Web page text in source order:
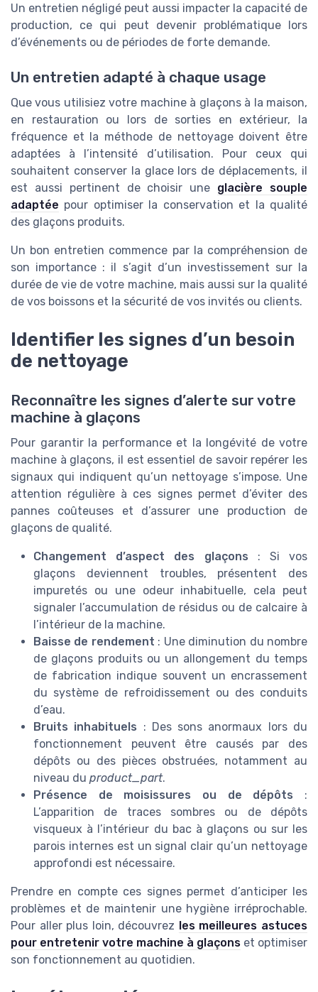
Un entretien négligé peut aussi impacter la capacité de
production, ce qui peut devenir problématique lors
d’événements ou de périodes de forte demande.
Un entretien adapté à chaque usage
Que vous utilisiez votre machine à glaçons à la maison,
en restauration ou lors de sorties en extérieur, la
fréquence et la méthode de nettoyage doivent être
adaptées à l’intensité d’utilisation. Pour ceux qui
souhaitent conserver la glace lors de déplacements, il
est aussi pertinent de choisir une glacière souple
adaptée pour optimiser la conservation et la qualité
des glaçons produits.
Un bon entretien commence par la compréhension de
son importance : il s’agit d’un investissement sur la
durée de vie de votre machine, mais aussi sur la qualité
de vos boissons et la sécurité de vos invités ou clients.
Identifier les signes d’un besoin
de nettoyage
Reconnaître les signes d’alerte sur votre
machine à glaçons
Pour garantir la performance et la longévité de votre
machine à glaçons, il est essentiel de savoir repérer les
signaux qui indiquent qu’un nettoyage s’impose. Une
attention régulière à ces signes permet d’éviter des
pannes coûteuses et d’assurer une production de
glaçons de qualité.
Changement d’aspect des glaçons : Si vos
glaçons deviennent troubles, présentent des
impuretés ou une odeur inhabituelle, cela peut
signaler l’accumulation de résidus ou de calcaire à
l’intérieur de la machine.
Baisse de rendement : Une diminution du nombre
de glaçons produits ou un allongement du temps
de fabrication indique souvent un encrassement
du système de refroidissement ou des conduits
d’eau.
Bruits inhabituels : Des sons anormaux lors du
fonctionnement peuvent être causés par des
dépôts ou des pièces obstruées, notamment au
niveau du product_part.
Présence de moisissures ou de dépôts :
L’apparition de traces sombres ou de dépôts
visqueux à l’intérieur du bac à glaçons ou sur les
parois internes est un signal clair qu’un nettoyage
approfondi est nécessaire.
Prendre en compte ces signes permet d’anticiper les
problèmes et de maintenir une hygiène irréprochable.
Pour aller plus loin, découvrez les meilleures astuces
pour entretenir votre machine à glaçons et optimiser
son fonctionnement au quotidien.